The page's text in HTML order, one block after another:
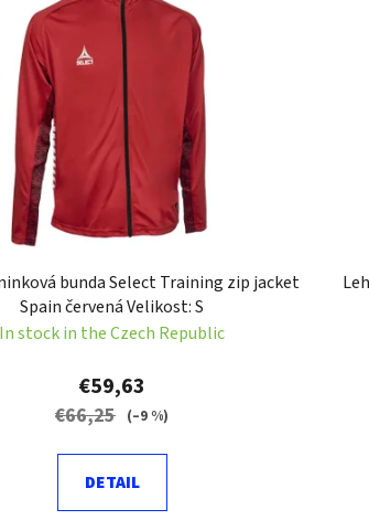
bunda Select Training zip jacket
Spain červená Velikost: S
In stock in the Czech Republic
€59,63
€66,25 (–9 %)
DETAIL